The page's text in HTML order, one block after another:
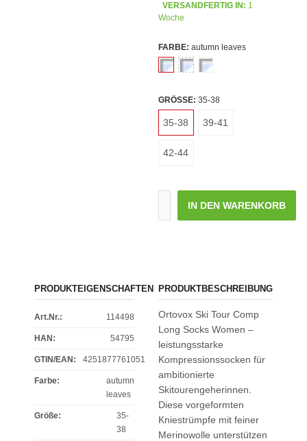
VERSANDFERTIG IN: 1
Woche
FARBE: autumn leaves
GRÖSSE: 35-38
35-38 39-41
42-44
IN DEN WARENKORB
PRODUKTEIGENSCHAFTEN
Art.Nr.: 114498
HAN: 54795
GTIN/EAN: 4251877761051
Farbe:
autumn
leaves
Größe:
35-
38
PRODUKTBESCHREIBUNG
Ortovox Ski Tour Comp
Long Socks Women –
leistungsstarke
Kompressionssocken für
ambitionierte
Skitourengeherinnen.
Diese vorgeformten
Kniestrümpfe mit feiner
Merinowolle unterstützen